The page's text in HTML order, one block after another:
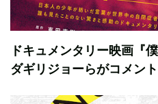
ドキュメンタリー映画『
ダギリジョーらがコメント